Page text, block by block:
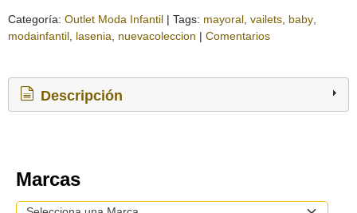
Categoría: Outlet Moda Infantil | Tags: mayoral vailets baby
modainfantil lasenia nuevacoleccion | Comentarios
Descripción
Marcas